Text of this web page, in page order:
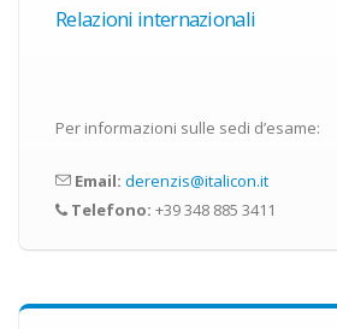
Relazioni internazionali
Per informazioni sulle sedi d’esame:
Email: derenzis@italicon.it
Telefono: +39 348 885 3411